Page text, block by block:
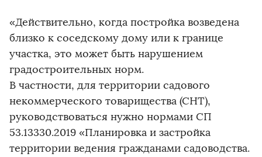
«Действительно, когда постройка возведена
близко к соседскому дому или к границе
участка, это может быть нарушением
градостроительных норм.
В частности, для территории садового
некоммерческого товарищества (СНТ),
руководствоваться нужно нормами СП
53.13330.2019 «Планировка и застройка
территории ведения гражданами садоводства.